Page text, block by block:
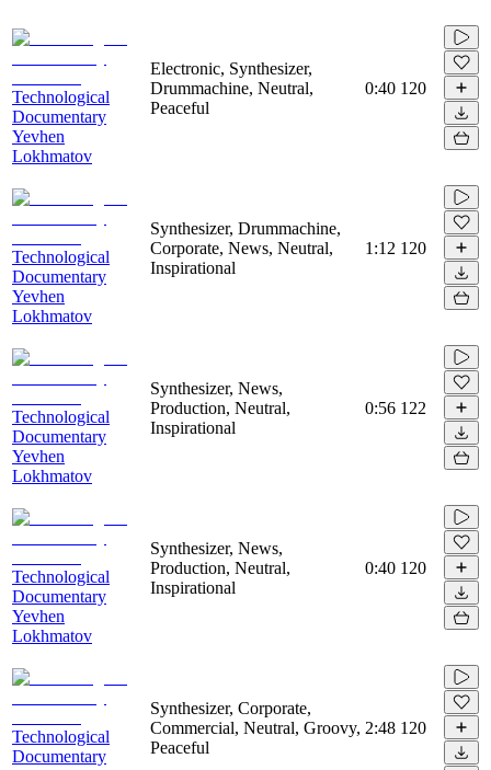
Technological
Documentary
Yevhen
Lokhmatov
Electronic, Synthesizer,
Drummachine, Neutral,
Peaceful
0:40 120
Technological
Documentary
Yevhen
Lokhmatov
Synthesizer, Drummachine,
Corporate, News, Neutral,
Inspirational
1:12 120
Technological
Documentary
Yevhen
Lokhmatov
Synthesizer, News,
Production, Neutral,
Inspirational
0:56 122
Technological
Documentary
Yevhen
Lokhmatov
Synthesizer, News,
Production, Neutral,
Inspirational
0:40 120
Technological
Documentary
Synthesizer, Corporate,
Commercial, Neutral, Groovy,
Peaceful
2:48 120